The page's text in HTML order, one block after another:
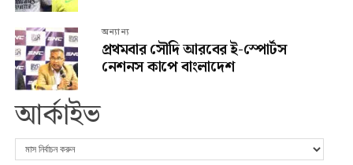
অন্যান্য
প্রথমবার সৌদি আরবের ই-স্পোর্টস
নেশনস কাপে বাংলাদেশ
আর্কাইভ